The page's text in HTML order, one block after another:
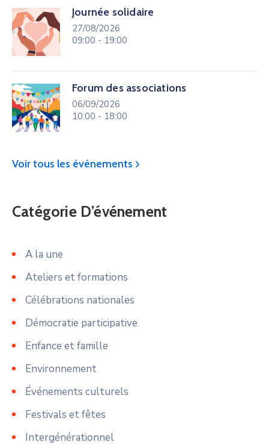
Journée solidaire
27/08/2026
09:00 - 19:00
Forum des associations
06/09/2026
10:00 - 18:00
Voir tous les événements
Catégorie D’événement
A la une
Ateliers et formations
Célébrations nationales
Démocratie participative
Enfance et famille
Environnement
Événements culturels
Festivals et fêtes
Intergénérationnel